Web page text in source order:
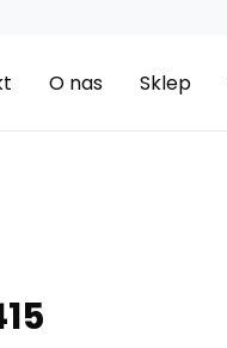
O nas Sklep